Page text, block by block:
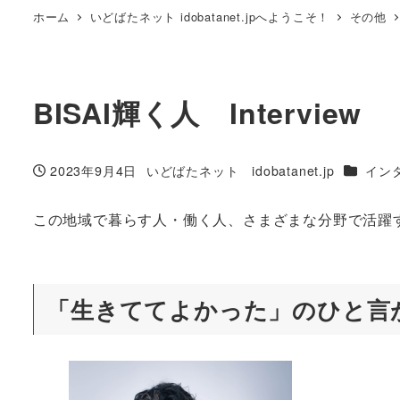
ホーム いどばたネット idobatanet.jpへようこそ！ その他
BISAI輝く人 Interview
投稿日
2023年9月4日
著
いどばたネット idobatanet.jp カテゴリ
イン
この地域で暮らす人・働く人、さまざまな分野で活
「生きててよかった」のひと